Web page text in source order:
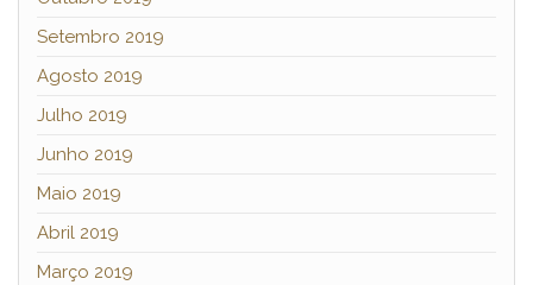
Setembro 2019
Agosto 2019
Julho 2019
Junho 2019
Maio 2019
Abril 2019
Março 2019